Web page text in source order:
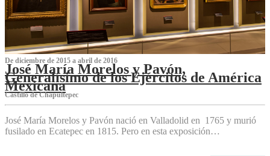
De diciembre de 2015 a abril de 2016
José María Morelos y Pavón,
Generalísimo de los Ejércitos de América
Mexicana
C‌astillo de Chapultepec
José María Morelos y Pavón nació en Valladolid en 1765 y murió
fusilado en Ecatepec en 1815. Pero en esta exposición…